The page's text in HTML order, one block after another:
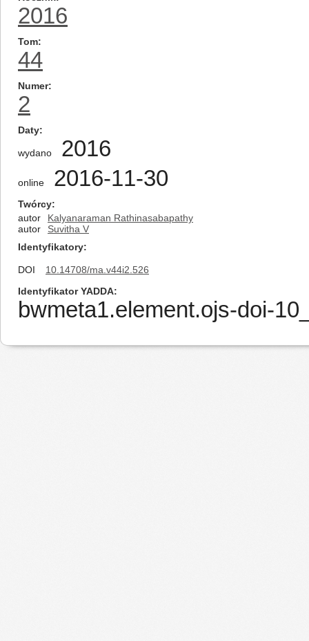
2016
Tom
44
Numer
2
Daty
wydano 2016
online 2016-11-30
Twórcy
autor
Kalyanaraman Rathinasabapathy
autor
Suvitha V
Identyfikatory
DOI
10.14708/ma.v44i2.526
Identyfikator YADDA
bwmeta1.element.ojs-doi-